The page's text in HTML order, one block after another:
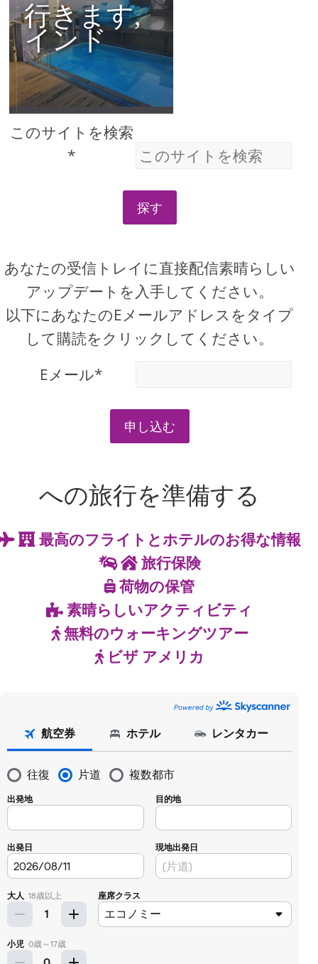
行きます,
インド
このサイトを検索
*
探す
あなたの受信トレイに直接配信素晴らしい
アップデートを入手してください。
以下にあなたのEメールアドレスをタイプ
して購読をクリックしてください。
Eメール*
申し込む
への旅行を準備する
最高のフライトとホテルのお得な情報
旅行保険
荷物の保管
素晴らしいアクティビティ
無料のウォーキングツアー
ビザ アメリカ